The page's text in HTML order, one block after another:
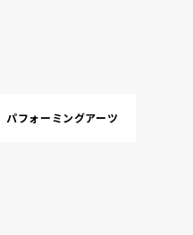
パフォーミングアーツ